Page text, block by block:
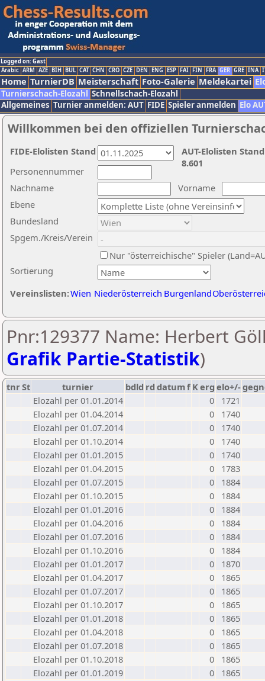
Logged on: Gast
Arabic ARM AZE BIH BUL CAT CHN CRO CZE DEN ENG ESP FAI FIN FRA GER GRE INA
Home TurnierDB Meisterschaft Foto-Galerie Meldekartei
Turnierschach-Elozahl Schnellschach-Elozahl
Allgemeines Turnier anmelden: AUT FIDE Spieler anmelden Elo
Willkommen bei den offiziellen
Nachname
Vorname
Ebene
Sortierung
Personennummer
Bundesland
Spgem./Kreis/Verein
Nur "österreichische" Spieler
Vereinslisten:Wien Niederösterreich Burgenland
AUT-Elolisten
8.601
FIDE-Elolisten Stand
Pnr:129377 Name: Herbert
Grafik Partie-Statistik)
tnrSt turnier bdld rd datumf Kerg elo+/-
Elozahl per 01.01.2014
0
1721
Elozahl per 01.04.2014
0
1740
Elozahl per 01.07.2014
0
1740
Elozahl per 01.10.2014
0
1740
Elozahl per 01.01.2015
0
1740
Elozahl per 01.04.2015
0
1783
Elozahl per 01.07.2015
0
1884
Elozahl per 01.10.2015
0
1884
Elozahl per 01.01.2016
0
1884
Elozahl per 01.04.2016
0
1884
Elozahl per 01.07.2016
0
1884
Elozahl per 01.10.2016
0
1884
Elozahl per 01.01.2017
0
1870
Elozahl per 01.04.2017
0
1865
Elozahl per 01.07.2017
0
1865
Elozahl per 01.10.2017
0
1865
Elozahl per 01.01.2018
0
1865
Elozahl per 01.04.2018
0
1865
Elozahl per 01.07.2018
0
1865
Elozahl per 01.10.2018
0
1865
Elozahl per 01.01.2019
0
1865